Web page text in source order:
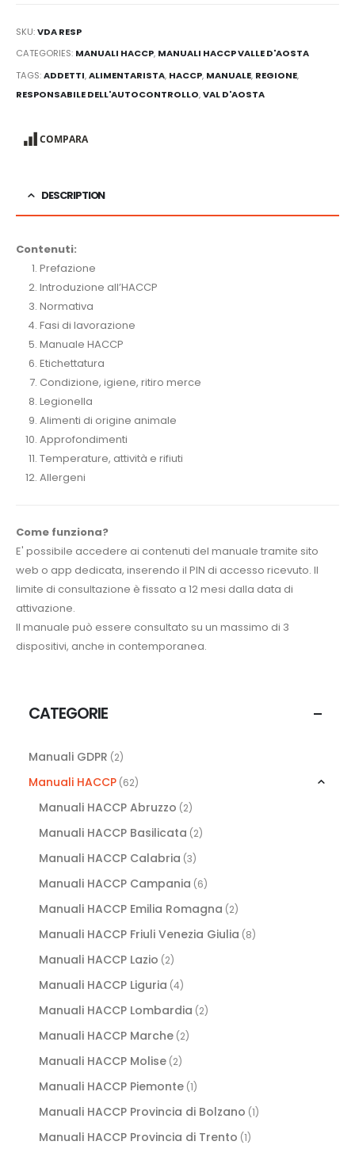
SKU:VDA RESP
CATEGORIES: MANUALI HACCP, MANUALI HACCP VALLE D'AOSTA
TAGS:ADDETTI,ALIMENTARISTA, HACCP, MANUALE, REGIONE,
RESPONSABILE DELL'AUTOCONTROLLO,VAL D'AOSTA
COMPARA
DESCRIPTION
Contenuti:
Prefazione
Introduzione all’HACCP
Normativa
Fasi di lavorazione
Manuale HACCP
Etichettatura
Condizione, igiene, ritiro merce
Legionella
Alimenti di origine animale
Approfondimenti
Temperature, attività e rifiuti
Allergeni
Come funziona?
E' possibile accedere ai contenuti del manuale tramite sito
web o app dedicata, inserendo il PIN di accesso ricevuto. Il
limite di consultazione è fissato a 12 mesi dalla data di
attivazione.
Il manuale può essere consultato su un massimo di 3
dispositivi, anche in contemporanea.
CATEGORIE
Manuali GDPR (2)
Manuali HACCP (62)
Manuali HACCP Abruzzo (2)
Manuali HACCP Basilicata (2)
Manuali HACCP Calabria (3)
Manuali HACCP Campania (6)
Manuali HACCP Emilia Romagna (2)
Manuali HACCP Friuli Venezia Giulia (8)
Manuali HACCP Lazio (2)
Manuali HACCP Liguria (4)
Manuali HACCP Lombardia (2)
Manuali HACCP Marche (2)
Manuali HACCP Molise (2)
Manuali HACCP Piemonte (1)
Manuali HACCP Provincia di Bolzano (1)
Manuali HACCP Provincia di Trento (1)